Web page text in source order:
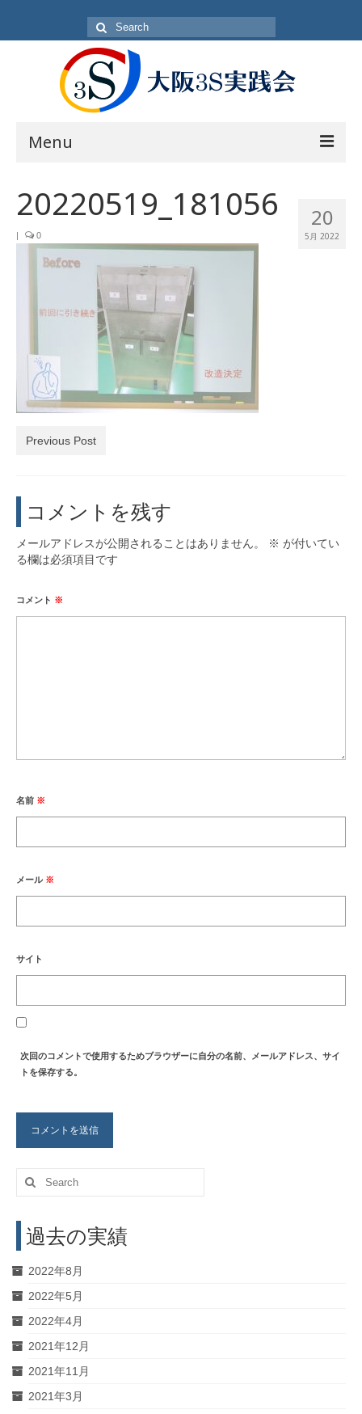
Search
for:
Menu
方針・概要
活動内容
入会方法
会員一覧
活動実績
お問い合わせ・入会
20
5月 2022
20220519_181056
| 0
Previous Post
コメントを残す
メールアドレスが公開されることはありません。 ※ が付いてい
る欄は必須項目です
コメント ※
名前 ※
メール ※
サイト
次回のコメントで使用するためブラウザーに自分の名前、メールアドレス、サイ
トを保存する。
Search
for:
過去の実績
2022年8月
2022年5月
2022年4月
2021年12月
2021年11月
2021年3月